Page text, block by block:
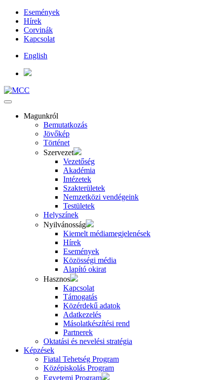
Események
Hírek
Corvinák
Kapcsolat
English
Magunkról
Bemutatkozás
Jövőkép
Történet
Szervezet
Vezetőség
Akadémia
Intézetek
Szakterületek
Nemzetközi vendégeink
Testületek
Helyszínek
Nyilvánosság
Kiemelt médiamegjelenések
Hírek
Események
Közösségi média
Alapító okirat
Hasznos
Kapcsolat
Támogatás
Közérdekű adatok
Adatkezelés
Másolatkészítési rend
Partnerek
Oktatási és nevelési stratégia
Képzések
Fiatal Tehetség Program
Középiskolás Program
Egyetemi Program